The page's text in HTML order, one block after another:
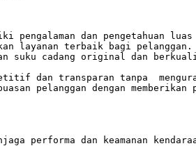
dan pengetahuan
layanan terbaik bagi pelanggan.
suku cadang original dan
dan transparan tanpa
pelanggan dengan
performa dan keamanan